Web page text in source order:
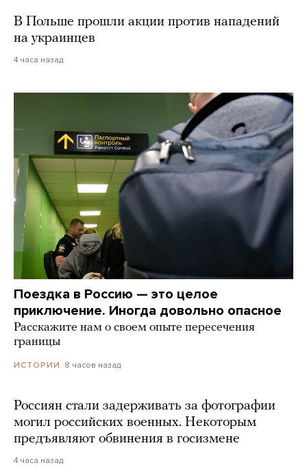
В Польше прошли акции против нападений
на украинцев
4 часа назад
Поездка в Россию — это целое
приключение. Иногда довольно опасное
Расскажите нам о своем опыте пересечения
границы
ИСТОРИИ 8 часов назад
Россиян стали задерживать за фотографии
могил российских военных. Некоторым
предъявляют обвинения в госизмене
4 часа назад